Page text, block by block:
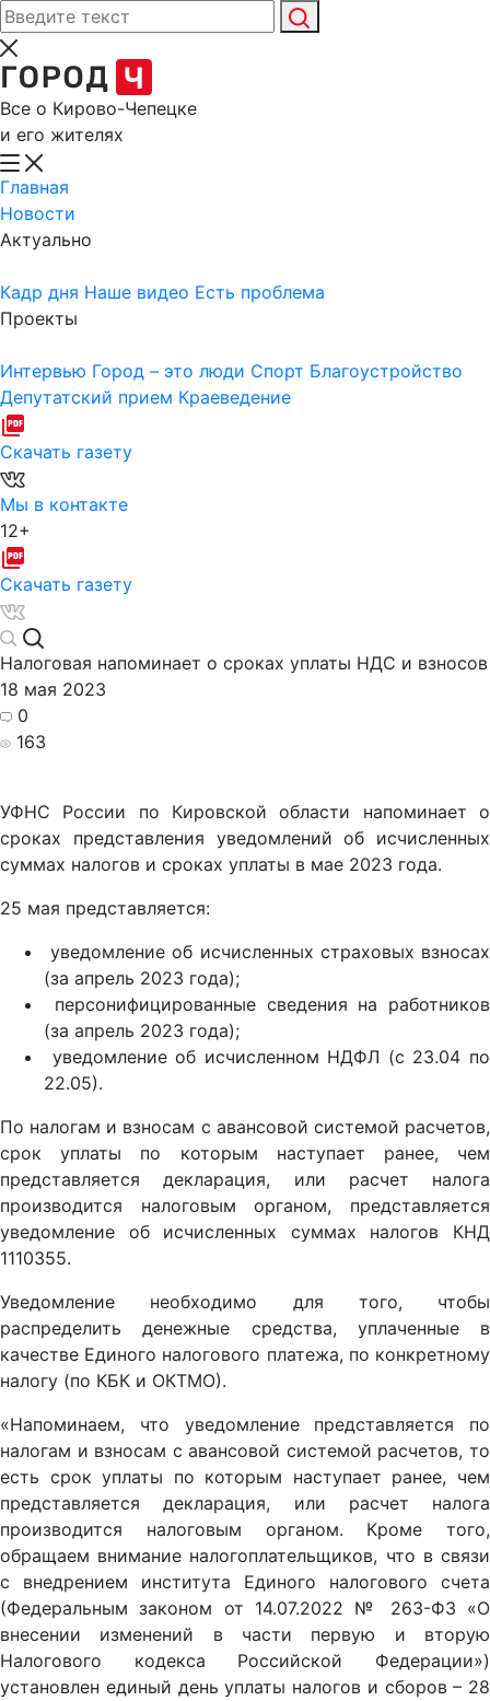
Все о Кирово-Чепецке
и его жителях
Главная
Новости
Актуально
Кадр дня Наше видео Есть проблема
Проекты
Интервью Город – это люди Спорт Благоустройство
Депутатский прием Краеведение
Скачать газету
Мы в контакте
12+
Скачать газету
Налоговая напоминает о сроках уплаты НДС и взносов
18 мая 2023
0
163
УФНС России по Кировской области напоминает о
сроках представления уведомлений об исчисленных
суммах налогов и сроках уплаты в мае 2023 года.
25 мая представляется:
уведомление об исчисленных страховых взносах
(за апрель 2023 года);
персонифицированные сведения на работников
(за апрель 2023 года);
уведомление об исчисленном НДФЛ (с 23.04 по
22.05).
По налогам и взносам с авансовой системой расчетов,
срок уплаты по которым наступает ранее, чем
представляется декларация, или расчет налога
производится налоговым органом, представляется
уведомление об исчисленных суммах налогов КНД
1110355.
Уведомление необходимо для того, чтобы
распределить денежные средства, уплаченные в
качестве Единого налогового платежа, по конкретному
налогу (по КБК и ОКТМО).
«Напоминаем, что уведомление представляется по
налогам и взносам с авансовой системой расчетов, то
есть срок уплаты по которым наступает ранее, чем
представляется декларация, или расчет налога
производится налоговым органом. Кроме того,
обращаем внимание налогоплательщиков, что в связи
с внедрением института Единого налогового счета
(Федеральным законом от 14.07.2022 № 263-ФЗ «О
внесении изменений в части первую и вторую
Налогового кодекса Российской Федерации»)
установлен единый день уплаты налогов и сборов – 28